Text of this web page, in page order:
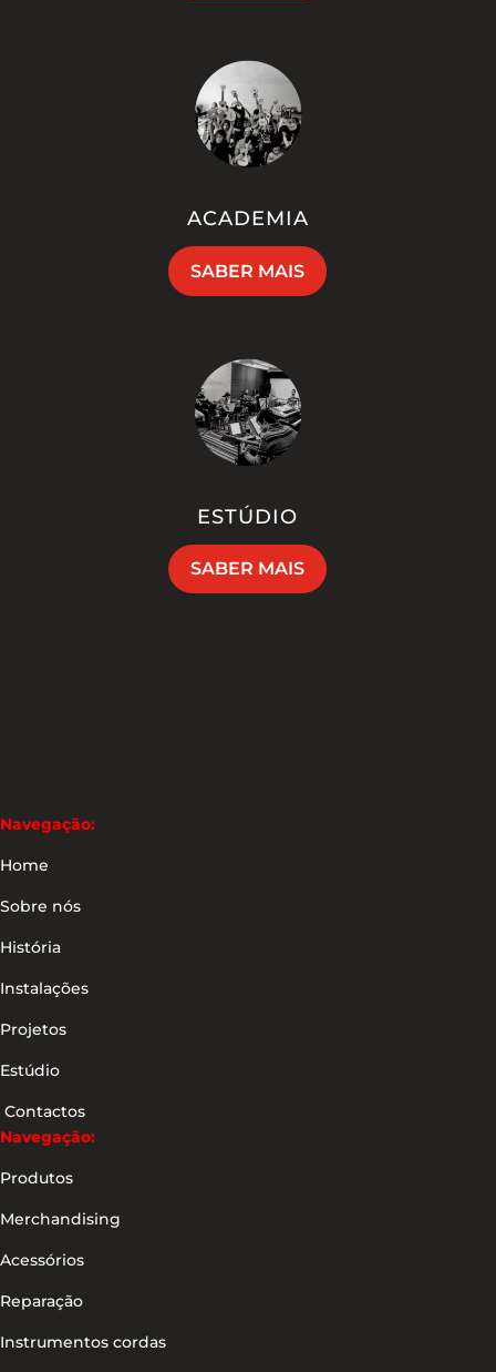
ACADEMIA
SABER MAIS
ESTÚDIO
SABER MAIS
Navegação:
Home
Sobre nós
História
Instalações
Projetos
Estúdio
Contactos
Navegação:
Produtos
Merchandising
Acessórios
Reparação
Instrumentos cordas